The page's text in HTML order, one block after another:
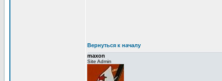
Вернуться к началу
maxon
Site Admin